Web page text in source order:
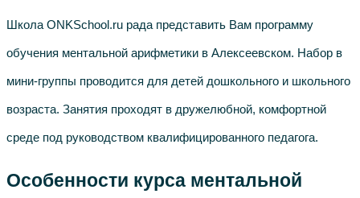
Школа ONKSchool.ru рада представить Вам программу
обучения ментальной арифметики в Алексеевском. Набор в
мини-группы проводится для детей дошкольного и школьного
возраста. Занятия проходят в дружелюбной, комфортной
среде под руководством квалифицированного педагога.
Особенности курса ментальной